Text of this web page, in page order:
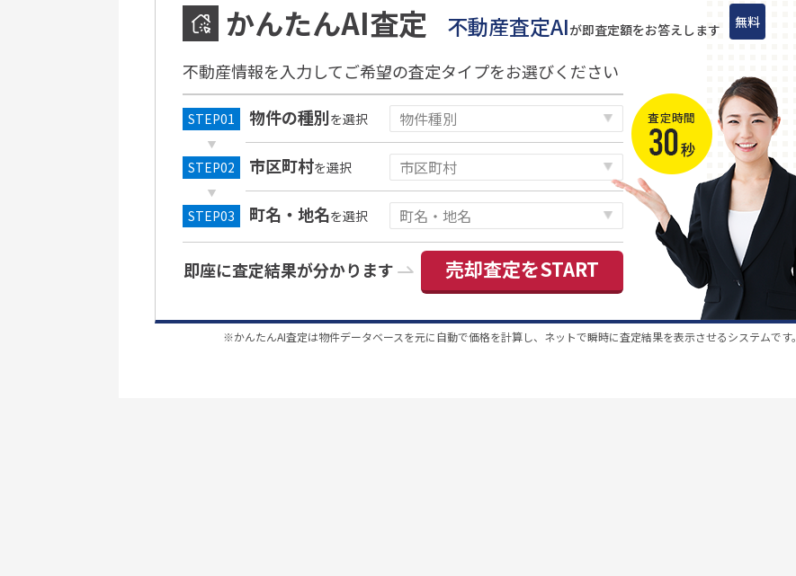
かんたんAI査定 不動産査定AIが即査定額をお答えします 無料
不動産情報を入力してご希望の査定タイプをお選びください
物件の種別を選択
市区町村を選択
町名・地名を選択
即座に査定結果が分かります 売却査定をSTART
※かんたんAI査定は物件データベースを元に自動で価格を計算し、ネットで瞬時に査定結果を表示させるシステムです。